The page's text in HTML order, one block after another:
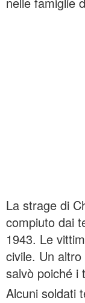
La strage di
compiuto dai
1943. Le
civile. Un
salvò poiché i
Alcuni soldati